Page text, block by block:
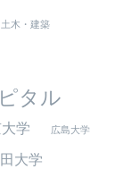
土木・建築
タル
学 広島大学
大学